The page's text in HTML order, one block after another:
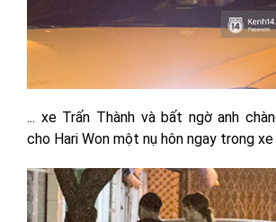
... xe Trấn Thành và bất ngờ anh
cho Hari Won một nụ hôn ngay trong xe